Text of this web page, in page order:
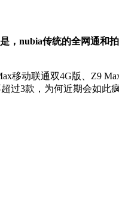
，nubia传统的全网通和
移动联通双4G版、Z9
过3款，为何近期会如此